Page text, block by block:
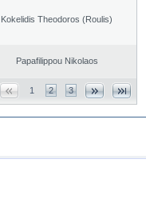
Kokelidis Theodoros (Roulis)
Papafilippou Nikolaos
1 2 3